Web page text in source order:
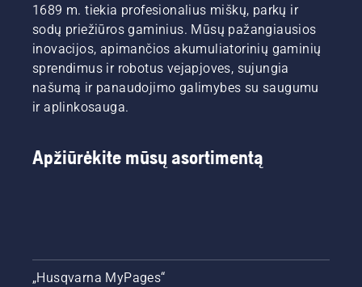
1689 m. tiekia profesionalius miškų, parkų ir
sodų priežiūros gaminius. Mūsų pažangiausios
inovacijos, apimančios akumuliatorinių gaminių
sprendimus ir robotus vejapjoves, sujungia
našumą ir panaudojimo galimybes su saugumu
ir aplinkosauga.
Apžiūrėkite mūsų asortimentą
„Husqvarna MyPages“